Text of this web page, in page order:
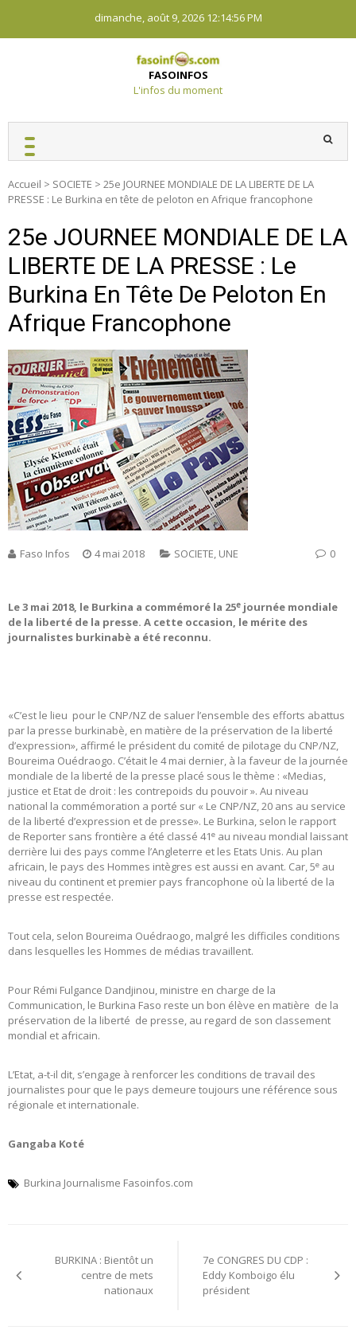
content
dimanche, août 9, 2026 12:14:57 PM
FASOINFOS
L'infos du moment
Accueil > SOCIETE > 25e JOURNEE MONDIALE DE LA LIBERTE DE LA
PRESSE : Le Burkina en tête de peloton en Afrique francophone
25e JOURNEE MONDIALE DE LA
LIBERTE DE LA PRESSE : Le
Burkina En Tête De Peloton En
Afrique Francophone
Faso Infos 4 mai 2018 SOCIETE, UNE 0
Le 3 mai 2018, le Burkina a commémoré la 25e journée mondiale
de la liberté de la presse. A cette occasion, le mérite des
journalistes burkinabè a été reconnu.
«C’est le lieu pour le CNP/NZ de saluer l’ensemble des efforts abattus
par la presse burkinabè, en matière de la préservation de la liberté
d’expression», affirmé le président du comité de pilotage du CNP/NZ,
Boureima Ouédraogo. C’était le 4 mai dernier, à la faveur de la journée
mondiale de la liberté de la presse placé sous le thème : «Medias,
justice et Etat de droit : les contrepoids du pouvoir ». Au niveau
national la commémoration a porté sur « Le CNP/NZ, 20 ans au service
de la liberté d’expression et de presse». Le Burkina, selon le rapport
de Reporter sans frontière a été classé 41e au niveau mondial laissant
derrière lui des pays comme l’Angleterre et les Etats Unis. Au plan
africain, le pays des Hommes intègres est aussi en avant. Car, 5e au
niveau du continent et premier pays francophone où la liberté de la
presse est respectée.
Tout cela, selon Boureima Ouédraogo, malgré les difficiles conditions
dans lesquelles les Hommes de médias travaillent.
Pour Rémi Fulgance Dandjinou, ministre en charge de la
Communication, le Burkina Faso reste un bon élève en matière de la
préservation de la liberté de presse, au regard de son classement
mondial et africain.
L’Etat, a-t-il dit, s’engage à renforcer les conditions de travail des
journalistes pour que le pays demeure toujours une référence sous
régionale et internationale.
Gangaba Koté
Burkina Journalisme Fasoinfos.com
de
BURKINA : Bientôt un
centre de mets
nationaux
7e CONGRES DU CDP :
Eddy Komboigo élu
président